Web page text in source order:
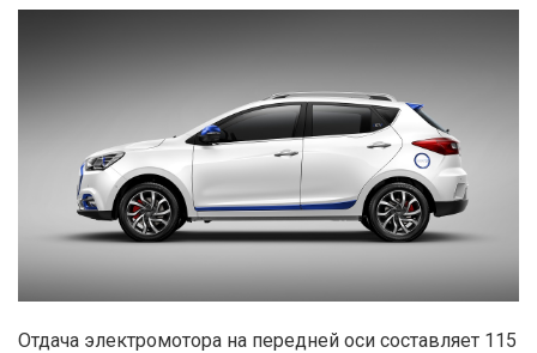
Отдача электромотора на передней оси составляет 115